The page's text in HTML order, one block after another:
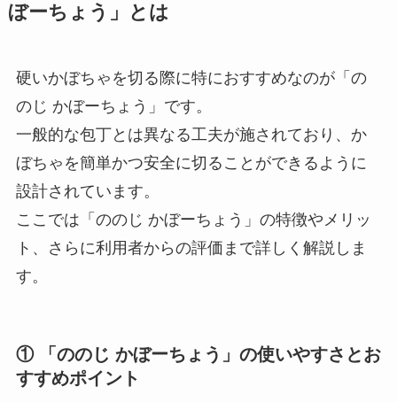
ぼーちょう」とは
硬いかぼちゃを切る際に特におすすめなのが「の
のじ かぼーちょう」です。
一般的な包丁とは異なる工夫が施されており、か
ぼちゃを簡単かつ安全に切ることができるように
設計されています。
ここでは「ののじ かぼーちょう」の特徴やメリッ
ト、さらに利用者からの評価まで詳しく解説しま
す。
① 「ののじ かぼーちょう」の使いやすさとお
すすめポイント